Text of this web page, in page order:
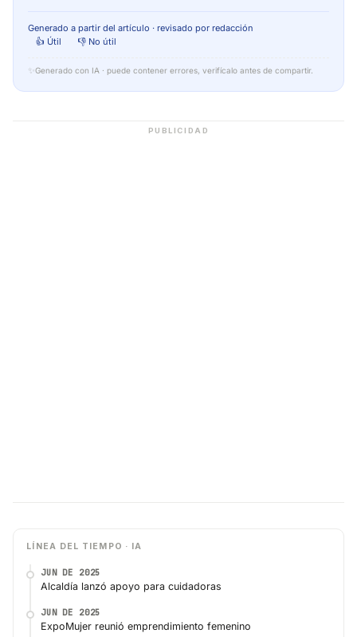
Generado a partir del artículo · revisado por redacción
👍 Útil
👎 No útil
✨ Generado con IA · puede contener errores, verifícalo antes de compartir.
PUBLICIDAD
LÍNEA DEL TIEMPO · IA
JUN DE 2025
Alcaldía lanzó apoyo para cuidadoras
JUN DE 2025
ExpoMujer reunió emprendimiento femenino